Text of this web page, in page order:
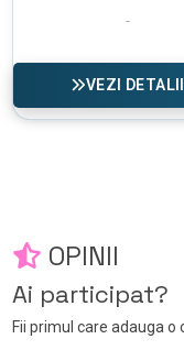
VEZI DETALII
OPINII
Ai participat?
Fii primul care adauga o